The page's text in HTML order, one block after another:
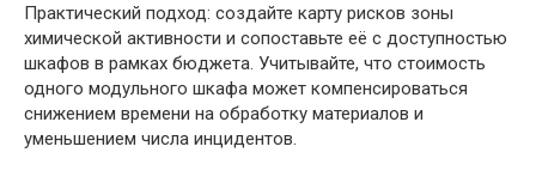
Практический подход: создайте карту рисков зоны
химической активности и сопоставьте её с доступностью
шкафов в рамках бюджета. Учитывайте, что стоимость
одного модульного шкафа может компенсироваться
снижением времени на обработку материалов и
уменьшением числа инцидентов.